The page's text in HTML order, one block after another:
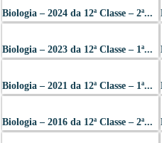
Biologia – 2024 da 12ª Classe – 2ª...
Biologia – 2023 da 12ª Classe – 1ª...
Biologia – 2021 da 12ª Classe – 1ª...
Biologia – 2016 da 12ª Classe – 2ª...